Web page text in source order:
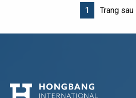
1 Trang sau